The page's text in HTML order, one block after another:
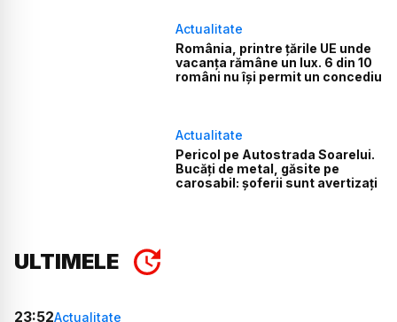
Actualitate
România, printre țările UE unde
vacanța rămâne un lux. 6 din 10
români nu își permit un concediu
Actualitate
Pericol pe Autostrada Soarelui.
Bucăți de metal, găsite pe
carosabil: șoferii sunt avertizați
ULTIMELE
23:52Actualitate